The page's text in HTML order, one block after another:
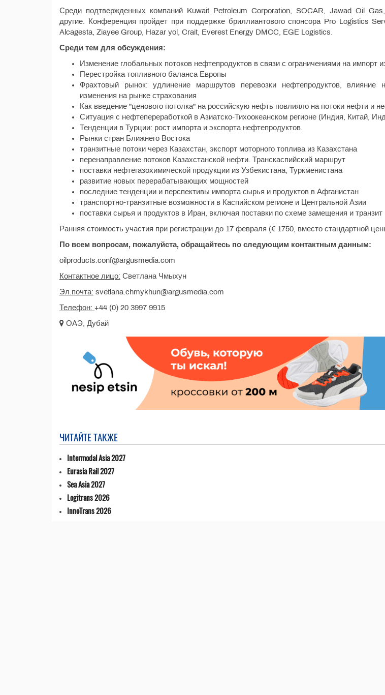
Среди подтвержденных компаний Kuwait Petroleum Corporation, SOCAR, Jawad Oil
другие. Конференция пройдет при поддержке бриллиантового спонсора Pro Logistics
Alcagesta, Ziayee Group, Hazar yol, Crait, Everest Energy DMCC, EGE Logistics.
Среди тем для обсуждения:
Изменение глобальных потоков нефтепродуктов в связи с ограничениями на импорт
Перестройка топливного баланса Европы
Фрахтовый рынок: удлинение маршрутов перевозки нефтепродуктов, влияние
изменения на рынке страхования
Как введение "ценового потолка" на российскую нефть повлияло на потоки нефти и
Ситуация с нефтепереработкой в Азиатско-Тихоокеанском регионе (Индия, Китай,
Тенденции в Турции: рост импорта и экспорта нефтепродуктов.
Рынки стран Ближнего Востока
транзитные потоки через Казахстан, экспорт моторного топлива из Казахстана
перенаправление потоков Казахстанской нефти. Транскаспийский маршрут
поставки нефтегазохимической продукции из Узбекистана, Туркменистана
развитие новых перерабатывающих мощностей
последние тенденции и перспективы импорта сырья и продуктов в Афганистан
транспортно-транзитные возможности в Каспийском регионе и Центральной Азии
поставки сырья и продуктов в Иран, включая поставки по схеме замещения и транзит
Ранняя стоимость участия при регистрации до 17 февраля (€ 1750, вместо стандартной
По всем вопросам, пожалуйста, обращайтесь по следующим контактным данным:
oilproducts.conf@argusmedia.com
Контактное лицо: Светлана Чмыхун
Эл.почта: svetlana.chmykhun@argusmedia.com
Телефон: +44 (0) 20 3997 9915
ОАЭ, Дубай
ЧИТАЙТЕ ТАКЖЕ
Intermodal Asia 2027
Eurasia Rail 2027
Sea Asia 2027
Logitrans 2026
InnoTrans 2026